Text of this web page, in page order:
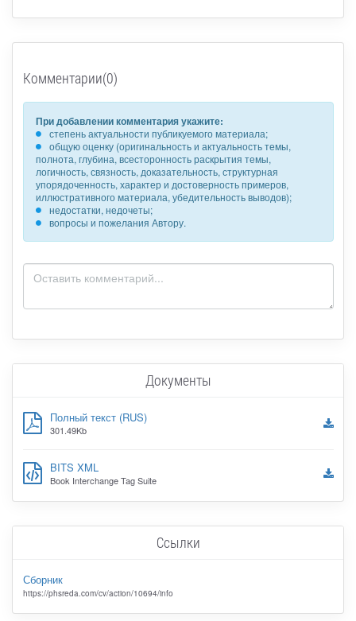
Комментарии(0)
При добавлении комментария укажите:
степень актуальности публикуемого материала;
общую оценку (оригинальность и актуальность темы,
полнота, глубина, всесторонность раскрытия темы,
логичность, связность, доказательность, структурная
упорядоченность, характер и достоверность примеров,
иллюстративного материала, убедительность выводов);
недостатки, недочеты;
вопросы и пожелания Автору.
Документы
Полный текст (RUS)
301.49Kb
BITS XML
Book Interchange Tag Suite
Ссылки
Сборник
https://phsreda.com/cv/action/10694/info